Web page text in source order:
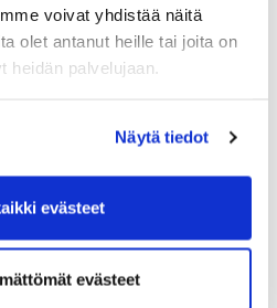
voivat yhdistää näitä
olet antanut heille tai joita on
heidän palvelujaan.
Näytä tiedot
evästeet
evästeet